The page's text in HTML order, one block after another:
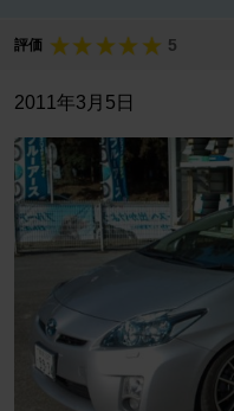
評価 5
2011年3月5日